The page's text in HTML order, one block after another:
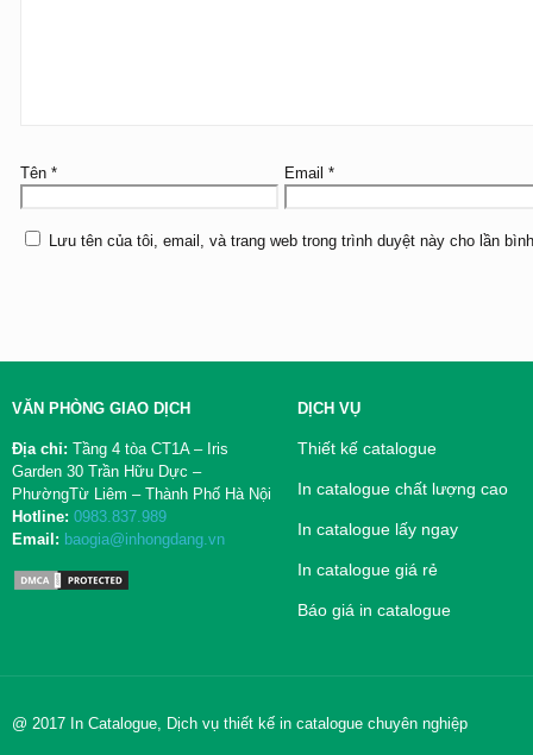
Tên * Email *
Lưu tên của tôi, email, và trang web trong trình duyệt này cho lần
VĂN PHÒNG GIAO DỊCH
Địa chỉ: Tầng 4 tòa CT1A – Iris
Garden 30 Trần Hữu Dực –
PhườngTừ Liêm – Thành Phố Hà Nội
Hotline: 0983.837.989
Email: baogia@inhongdang.vn
DỊCH VỤ
Thiết kế catalogue
In catalogue chất lượng cao
In catalogue lấy ngay
In catalogue giá rẻ
Báo giá in catalogue
@ 2017 In Catalogue, Dịch vụ thiết kế in catalogue chuyên nghiệp